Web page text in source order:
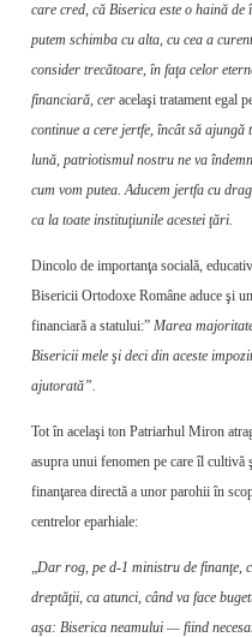
care cred, că Biserica este o haină
putem schimba cu alta, cu cea a
consider trecătoare, în faţa celor
financiară, cer acelaşi tratament egal
continue a cere jertfe, încât să
lună, patriotismul nostru ne va
cum vom putea. Aducem jertfa cu
ca la toate instituţiunile acestei ţări.
Dincolo de importanţa socială,
Bisericii Ortodoxe Române aduce şi
financiară a statului:” Marea
Bisericii mele şi deci din aceste
ajutorată”.
Tot în acelaşi ton Patriarhul Miron
asupra unui fenomen pe care îl
finanţarea directă a unor parohii în
centrelor eparhiale:
Dar rog, pe d-1 ministru de finanţe,
dreptăţii, ca atunci, când va face
aşa: Biserica neamului — fiind